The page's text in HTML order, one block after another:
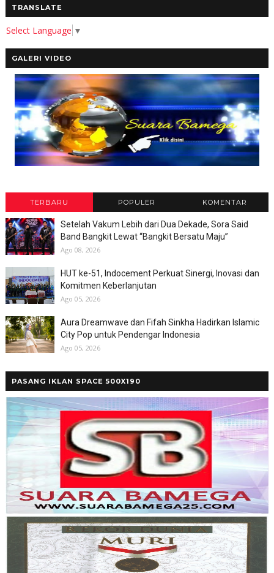
TRANSLATE
Select Language ▼
GALERI VIDEO
TERBARU POPULER KOMENTAR
Setelah Vakum Lebih dari Dua Dekade, Sora Said
Band Bangkit Lewat “Bangkit Bersatu Maju”
Ago 08, 2026
HUT ke-51, Indocement Perkuat Sinergi, Inovasi dan
Komitmen Keberlanjutan
Ago 05, 2026
Aura Dreamwave dan Fifah Sinkha Hadirkan Islamic
City Pop untuk Pendengar Indonesia
Ago 05, 2026
PASANG IKLAN SPACE 500X190